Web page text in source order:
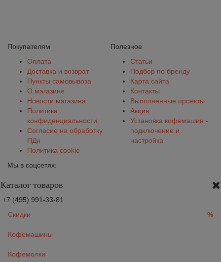
Покупателям
Оплата
Доставка и возврат
Пункты самовывоза
О магазине
Новости магазина
Политика
конфиденциальности
Согласие на обработку
ПДн
Политика cookie
Полезное
Статьи
Подбор по бренду
Карта сайта
Контакты
Выполненные проекты
Акция
Установка кофемашин -
подключение и
настройка
Мы в соцсетях:
Каталог товаров
+7 (495) 991-33-81
Скидки
%
Кофемашины
Кофемолки